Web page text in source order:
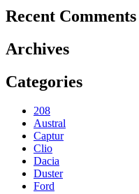
Recent Comments
Archives
Categories
208
Austral
Captur
Clio
Dacia
Duster
Ford